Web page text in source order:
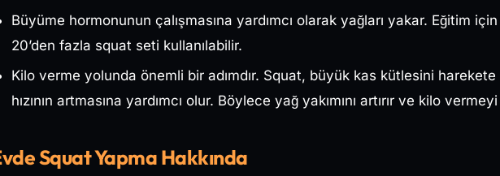
Büyüme hormonunun çalışmasına yardımcı olarak yağları yakar. Eğitim
20’den fazla squat seti kullanılabilir.
Kilo verme yolunda önemli bir adımdır. Squat, büyük kas kütlesini
hızının artmasına yardımcı olur. Böylece yağ yakımını artırır ve kilo
Squat Yapma Hakkında